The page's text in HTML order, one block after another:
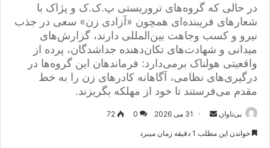
در حالی که گروه‌های تروریستی پ.ک.ک و پژاک با
شعارهای فریبنده‌ای همچون «آزادی زن» سعی در جذب
نیرو و کسب وجاهت بین‌المللی دارند، گزارش‌های
میدانی و شهادت‌های تکان‌دهنده جداشدگان، پرده از
واقعیتی هولناک برمی‌دارد: فرماندهان این گروه‌ها در
درگیری‌های نظامی، آگاهانه کادرهای زن را به خط
مقدم می‌فرستند تا خود از مهلکه بگریزند.
بی‌تاوان
ر
31 می 2026 0
72
خواندن این مطلب 1 دقیقه زمان میبرد